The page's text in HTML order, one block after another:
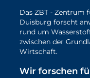
Das ZBT - Zentrum
Duisburg forscht
rund um
zwischen der
Wirtschaft.
Wir forschen